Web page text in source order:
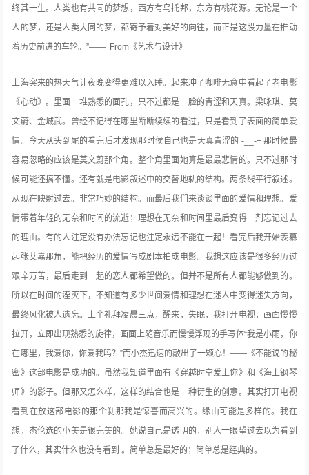
终其一生。人类也有共同的梦想，西方有乌托邦，东方有桃花源。无论是一个
人的梦，还是人类大同的梦，都寄予着对美好的向往，而正是这股力量在推动
着历史前进的车轮。”—— From《艺术与设计》
上海突来的热天气让夜晚变得更难以入睡。起来冲了咖啡无意中看起了老电影
《心动》。里面一堆熟悉的面孔，只不过都是一脸的青涩和天真。梁咏琪、莫
文蔚、金城武。曾经不记得在哪里断断续续的看过，只是看到了表面的简单爱
情。今天从头到尾的看完后才发现那时侯自己也是天真青涩的 -__-+ 那时候最
容易忽略的应该是莫文蔚那个角。整个角里面她算是最最悲情的。只不过那时
候可能还搞不懂。还有就是电影叙述中的交替地轨的结构。两条线平行叙述。
从现在映射过去。非常巧妙的结构。而最后我们来谈谈里面的爱情和理想。爱
情带着年轻的无奈和时间的流逝；理想在无奈和时间里最后变得一剂忘记过去
的理由。有的人注定没有办法忘记也注定永远不能在一起！看完后我开始羡慕
起张艾嘉那角，能把经历的爱情写成剧本拍成电影。我想这应该是很多经历过
艰辛万苦，最后走到一起的恋人都希望做的。但并不是所有人都能够做到的。
所以在时间的湮灭下，不知道有多少世间爱情和理想在迷人中变得迷失方向，
最终风化被人遗忘。上个礼拜凌晨三点，醒来，失眠，我打开电视，画面慢慢
拉开，立即出现熟悉的旋律，画面上随音乐而慢慢浮现的手写体“我是小雨，你
在哪里，我爱你，你爱我吗？”而小杰迅速的敲出了一颗心！——《不能说的秘
密》这部电影是成功的。虽然我知道里面有《穿越时空爱上你》和《海上钢琴
师》的影子。但那又怎么样，这样的结合也是一种衍生的创意。其实打开电视
看到在放这部电影的那个刹那我是惊喜而高兴的。缘由可能是多样的。我在
想，杰伦选的小美是很完美的。她说自己是透明的，别人一眼望过去以为看到
了什么，其实什么也没有看到 。简单总是最好的；简单总是经典的。